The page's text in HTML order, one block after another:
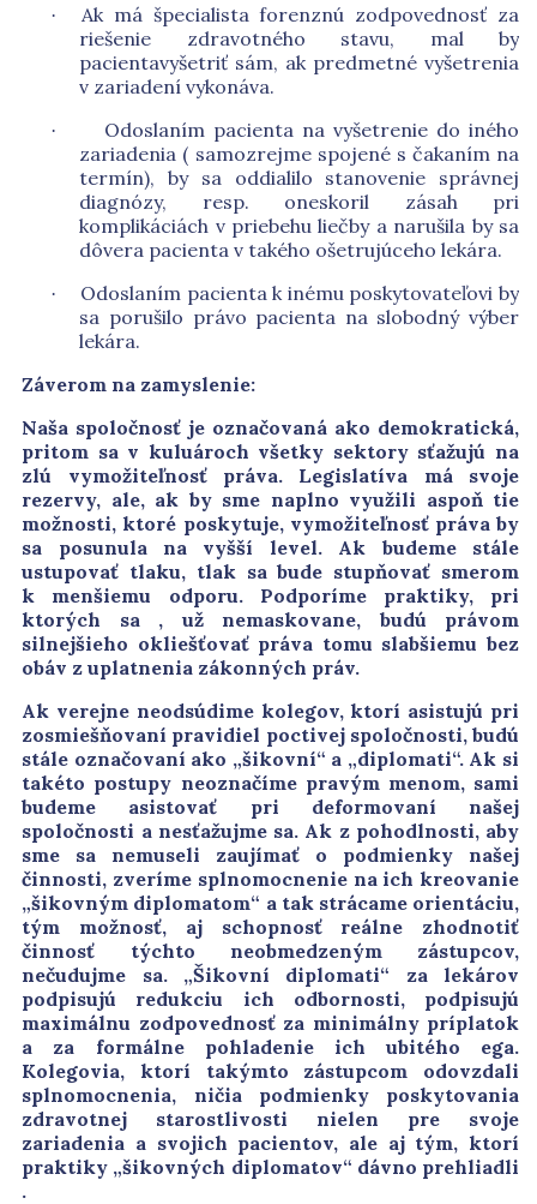
·
Ak má špecialista forenznú zodpovednosť za
riešenie zdravotného stavu, mal by
pacientavyšetriť sám, ak predmetné vyšetrenia
v zariadení vykonáva.
·
Odoslaním pacienta na vyšetrenie do iného
zariadenia ( samozrejme spojené s čakaním na
termín), by sa oddialilo stanovenie správnej
diagnózy, resp. oneskoril zásah pri
komplikáciách v priebehu liečby a narušila by sa
dôvera pacienta v takého ošetrujúceho lekára.
·
Odoslaním pacienta k inému poskytovateľovi by
sa porušilo právo pacienta na slobodný výber
lekára.
Záverom na zamyslenie:
Naša spoločnosť je označovaná ako demokratická,
pritom sa v kuluároch všetky sektory sťažujú na
zlú vymožiteľnosť práva. Legislatíva má svoje
rezervy, ale, ak by sme naplno využili aspoň tie
možnosti, ktoré poskytuje, vymožiteľnosť práva by
sa posunula na vyšší level. Ak budeme stále
ustupovať tlaku, tlak sa bude stupňovať smerom
k menšiemu odporu. Podporíme praktiky, pri
ktorých sa , už nemaskovane, budú právom
silnejšieho okliešťovať práva tomu slabšiemu bez
obáv z uplatnenia zákonných práv.
Ak verejne neodsúdime kolegov, ktorí asistujú pri
zosmiešňovaní pravidiel poctivej spoločnosti, budú
stále označovaní ako „šikovní“ a „diplomati“. Ak si
takéto postupy neoznačíme pravým menom, sami
budeme asistovať pri deformovaní našej
spoločnosti a nesťažujme sa. Ak z pohodlnosti, aby
sme sa nemuseli zaujímať o podmienky našej
činnosti, zveríme splnomocnenie na ich kreovanie
„šikovným diplomatom“ a tak strácame orientáciu,
tým možnosť, aj schopnosť reálne zhodnotiť
činnosť týchto neobmedzeným zástupcov,
nečudujme sa. „Šikovní diplomati“ za lekárov
podpisujú redukciu ich odbornosti, podpisujú
maximálnu zodpovednosť za minimálny príplatok
a za formálne pohladenie ich ubitého ega.
Kolegovia, ktorí takýmto zástupcom odovzdali
splnomocnenia, ničia podmienky poskytovania
zdravotnej starostlivosti nielen pre svoje
zariadenia a svojich pacientov, ale aj tým, ktorí
praktiky „šikovných diplomatov“ dávno prehliadli
.